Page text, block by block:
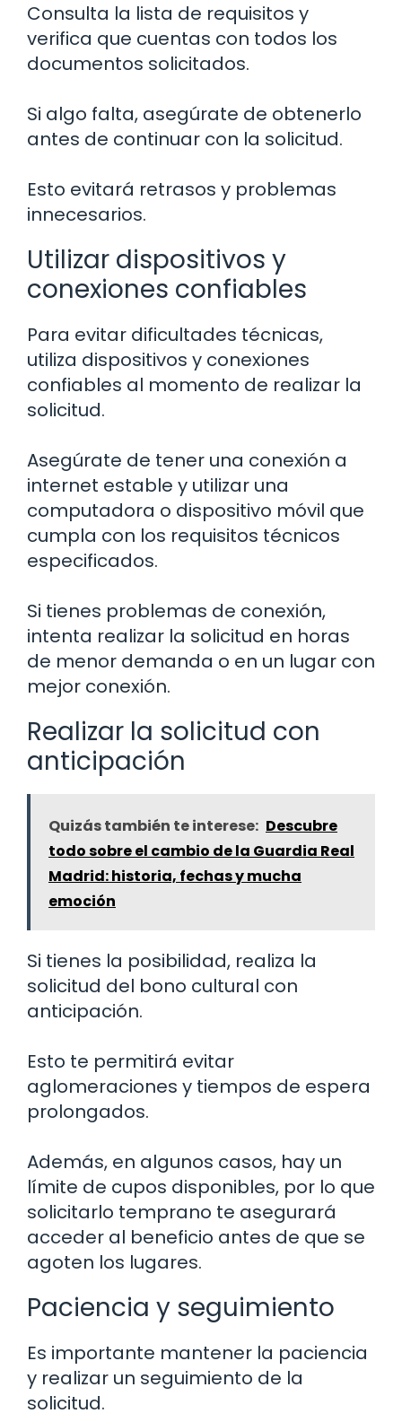
Consulta la lista de requisitos y
verifica que cuentas con todos los
documentos solicitados.
Si algo falta, asegúrate de obtenerlo
antes de continuar con la solicitud.
Esto evitará retrasos y problemas
innecesarios.
Utilizar dispositivos y
conexiones confiables
Para evitar dificultades técnicas,
utiliza dispositivos y conexiones
confiables al momento de realizar la
solicitud.
Asegúrate de tener una conexión a
internet estable y utilizar una
computadora o dispositivo móvil que
cumpla con los requisitos técnicos
especificados.
Si tienes problemas de conexión,
intenta realizar la solicitud en horas
de menor demanda o en un lugar con
mejor conexión.
Realizar la solicitud con
anticipación
Quizás también te interese: Descubre
todo sobre el cambio de la Guardia Real
Madrid: historia, fechas y mucha
emoción
Si tienes la posibilidad, realiza la
solicitud del bono cultural con
anticipación.
Esto te permitirá evitar
aglomeraciones y tiempos de espera
prolongados.
Además, en algunos casos, hay un
límite de cupos disponibles, por lo que
solicitarlo temprano te asegurará
acceder al beneficio antes de que se
agoten los lugares.
Paciencia y seguimiento
Es importante mantener la paciencia
y realizar un seguimiento de la
solicitud.